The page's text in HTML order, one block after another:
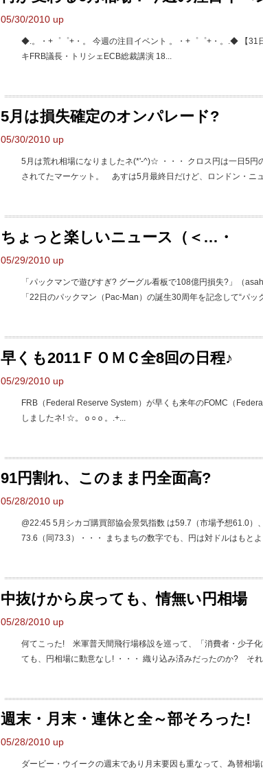
05/30/2010 up
◆.。・+゜゜+・。 今週の注目イベント 。・+゜゜+・。.◆ 【
キFRB議長・トリシェECB総裁講演 18...
5月は損失確定のオンパレード?
05/30/2010 up
5月は荒れ相場になりましたネ(*'-^)☆ ・・・ クロス円は一日5円
されてたマーケット。 あすは5月最終日だけど、ロンドン・ニ
ちょっと楽しいニュース（＜…・
05/29/2010 up
「パックマンで遊びすぎ? グーグル看板で108億円損失?」（
「22日のパックマン（Pac-Man）の誕生30周年を記念して“パッ
早くも2011ＦＯＭＣ全8回の日程♪
05/29/2010 up
FRB（Federal Reserve System）が早くも来年のFOMC（
しましたネ! ☆。ｏ○ｏ。.+...
91円割れ、このまま円全面高?
05/28/2010 up
@22:45 5月シカゴ購買部協会景気指数 は59.7（市場予想61.0）
73.6（同73.3）・・・ まちまちの数字でも、円は対ドルはもと
中抜けから戻っても、情無い円相場
05/28/2010 up
何てこった! 米軍普天間飛行場移設を巡って、「消費者・少子
ても、円相場に動意なし! ・・・ 織り込み済みだったのか? それ
週末・月末・連休と全～部そろった!
05/28/2010 up
ダービー・ウイークの週末であり月末要因も重なって、為替相